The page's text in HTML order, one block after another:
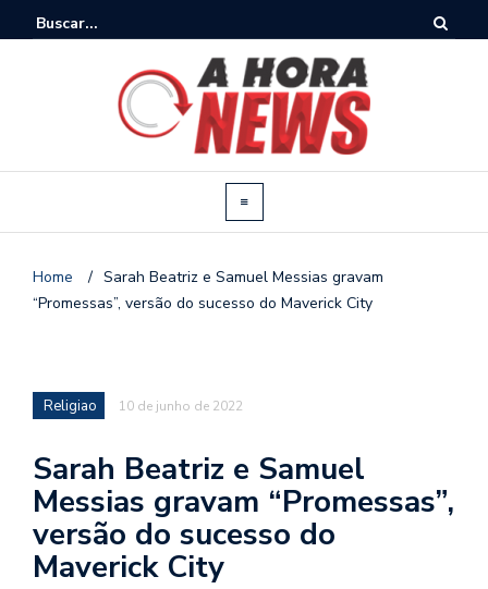
Home / Sarah Beatriz e Samuel Messias gravam
“Promessas”, versão do sucesso do Maverick City
Religiao 10 de junho de 2022
Sarah Beatriz e Samuel
Messias gravam “Promessas”,
versão do sucesso do
Maverick City